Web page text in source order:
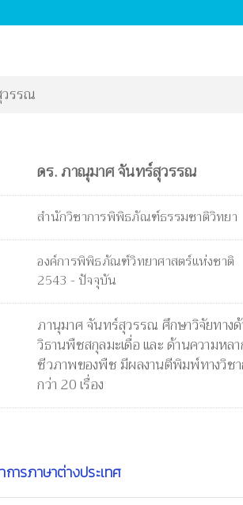
รรณ
ดร. ภาณุมาศ จันทร์สุวรรณ
สำนักวิชาการพิพิธภัณฑ์ธรรมชาติวิทยา
องค์การพิพิธภัณฑ์วิทยาศาสตร์แห่งชาติ
2543 - ปัจจุบัน
ภานุมาศ จันทร์สุวรรณ ศึกษาวิจัยทาง
วิธานพืชสกุลมะเดื่อ และ ด้านความหล
ชีวภาพของพืช มีผลงานตีพิมพ์ทางวิชา
กว่า 20 เรื่อง
การภาษาต่างประเทศ